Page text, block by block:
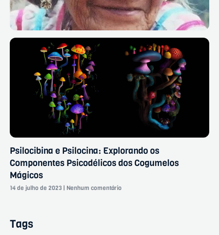
Psilocibina e Psilocina: Explorando os
Componentes Psicodélicos dos Cogumelos
Mágicos
14 de julho de 2023 Nenhum comentário
Tags